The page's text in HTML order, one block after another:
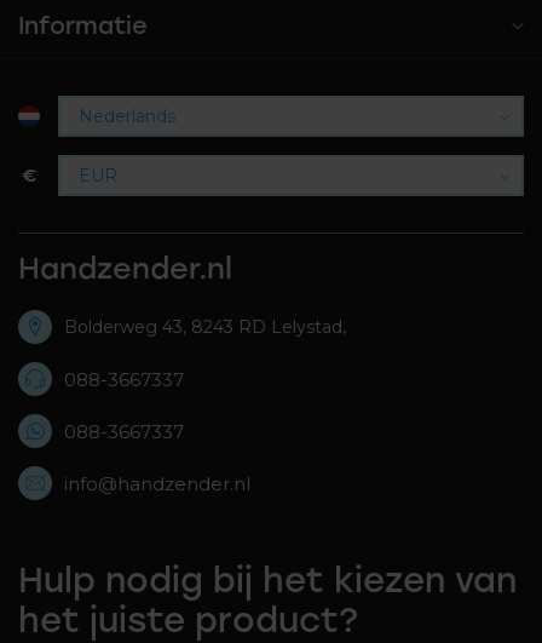
Informatie
€
Handzender.nl
Bolderweg 43, 8243 RD Lelystad,
088-3667337
088-3667337
info@handzender.nl
Hulp nodig bij het kiezen van
het juiste product?